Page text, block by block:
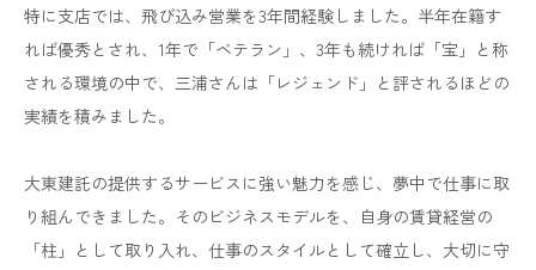
特に支店では、飛び込み営業を3年間経験しました。半年在籍す
れば優秀とされ、1年で「ベテラン」、3年も続ければ「宝」と称
される環境の中で、三浦さんは「レジェンド」と評されるほどの
実績を積みました。
大東建託の提供するサービスに強い魅力を感じ、夢中で仕事に取
り組んできました。そのビジネスモデルを、自身の賃貸経営の
「柱」として取り入れ、仕事のスタイルとして確立し、大切に守